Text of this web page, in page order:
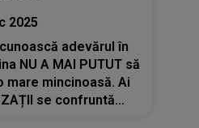
2025
adevărul în
NU A MAI PUTUT să
mare mincinoasă. Ai
se confruntă